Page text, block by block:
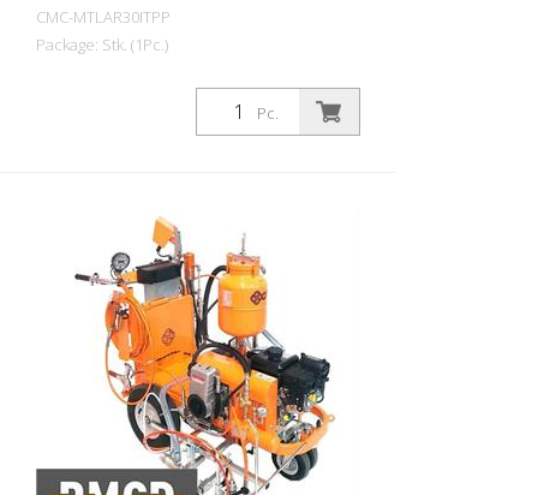
CMC-MTLAR30ITPP
Package: Stk. (1Pc.)
Selvgående, luftløs veimerkemaskin med
hydraulisk drift. Ideell for merking i
kommuner og byer eller på større
- Sentrifugalskive Hydraulisk drivverk med:
- 2 motorer direkte på bakhjulene -
Håndtakskontroll: styrer forover, bakover
og i nøytral posisjon - VARIABLE-FLOW
PUMPE: garanterer økt sikkerhet for
føreren og bedre ytelse. Muliggjør merking
selv på bratte veier Parkering - Bremse på
bakhjulet C 8000 Automatisk
linje-/avstandsmerke eller RMCD -
kontrollenhet for veimerking Sannsynligvis
det mest brukervennlige systemet for
Pc.